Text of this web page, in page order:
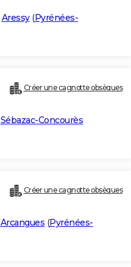
Aressy(Pyrénées-
Créer une cagnotte obsèques
Sébazac-Concourès
Créer une cagnotte obsèques
Arcangues (Pyrénées-